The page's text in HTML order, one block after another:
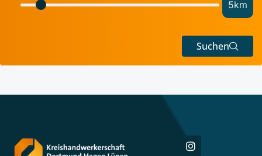
5km
Suchen